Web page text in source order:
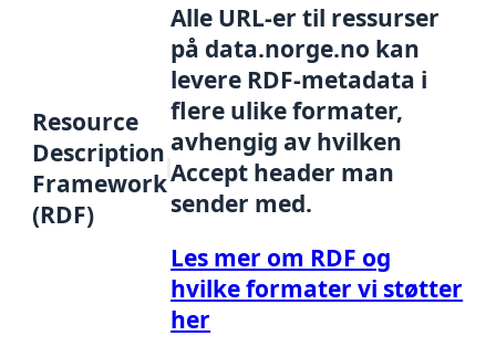
Resource
Description
Framework
(RDF)
Alle URL-er til ressurser
på data.norge.no kan
levere RDF-metadata i
flere ulike formater,
avhengig av hvilken
Accept header man
sender med.
Les mer om RDF og
hvilke formater vi støtter
her